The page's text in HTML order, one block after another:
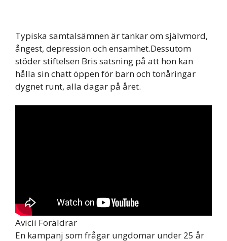
Typiska samtalsämnen är tankar om självmord,
ångest, depression och ensamhet.Dessutom
stöder stiftelsen Bris satsning på att hon kan
hålla sin chatt öppen för barn och tonåringar
dygnet runt, alla dagar på året.
Avicii Föräldrar
En kampanj som frågar ungdomar under 25 år